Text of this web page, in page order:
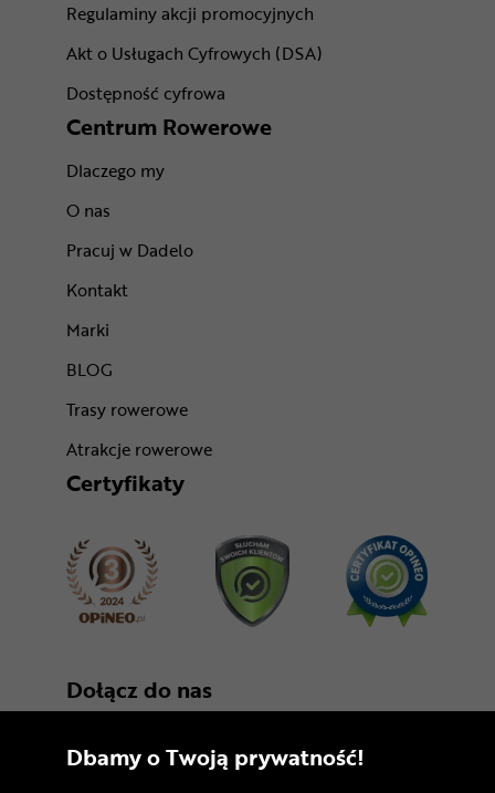
Regulaminy akcji promocyjnych
Akt o Usługach Cyfrowych (DSA)
Dostępność cyfrowa
Centrum Rowerowe
Dlaczego my
O nas
Pracuj w Dadelo
Kontakt
Marki
BLOG
Trasy rowerowe
Atrakcje rowerowe
Certyfikaty
Dołącz do nas
Dbamy o Twoją prywatność!